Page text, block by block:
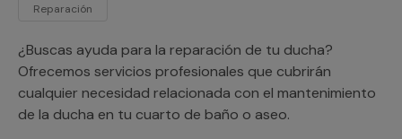
Reparación
¿Buscas ayuda para la reparación de tu ducha?
Ofrecemos servicios profesionales que cubrirán
cualquier necesidad relacionada con el mantenimiento
de la ducha en tu cuarto de baño o aseo.